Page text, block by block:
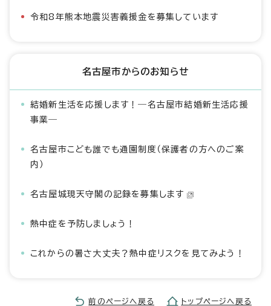
令和8年熊本地震災害義援金を募集しています
名古屋市からのお知らせ
結婚新生活を応援します！―名古屋市結婚新生活応援
事業―
名古屋市こども誰でも通園制度（保護者の方へのご案
内）
名古屋城現天守閣の記録を募集します
熱中症を予防しましょう！
これからの暑さ大丈夫？熱中症リスクを見てみよう！
前のページへ戻る トップページへ戻る